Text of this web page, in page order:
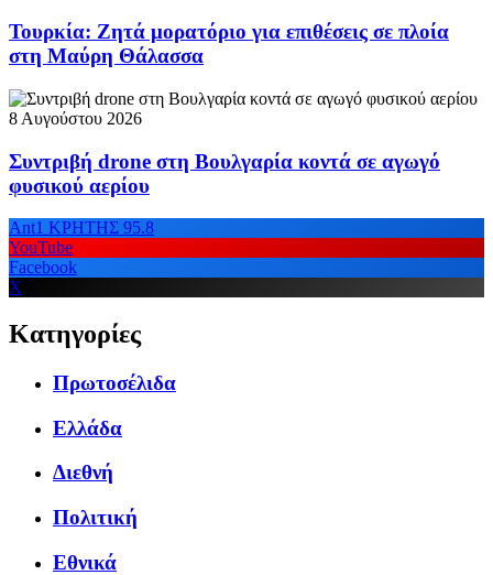
Τουρκία: Ζητά μορατόριο για επιθέσεις σε πλοία
στη Μαύρη Θάλασσα
8 Αυγούστου 2026
Συντριβή drone στη Βουλγαρία κοντά σε αγωγό
φυσικού αερίου
Ant1 ΚΡΗΤΗΣ 95.8
YouTube
Facebook
X
Κατηγορίες
Πρωτοσέλιδα
Ελλάδα
Διεθνή
Πολιτική
Εθνικά